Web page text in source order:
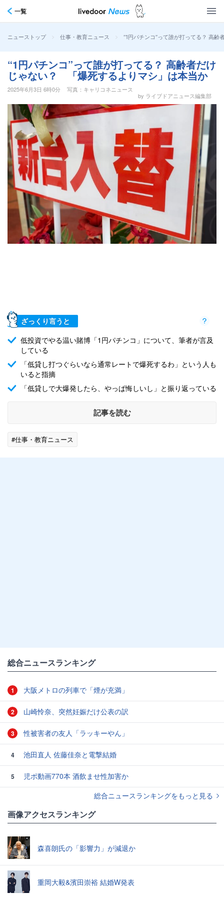
一覧
ニューストップ > 仕事・教育ニュース > “1円パチンコ”って誰が打ってる？ 高
“1円パチンコ”って誰が打ってる？ 高齢者だけ
じゃない？ 「爆死するよりマシ」は本当か
2025年6月3日 6時0分
写真：キャリコネニュース
by ライブドアニュース編集部
ざっくり言うと
低投資でやる温い賭博「1円パチンコ」について、筆者が言及
している
「低貸し打つぐらいなら通常レートで爆死するわ」という人も
いると指摘
「低貸しで大爆発したら、やっぱ悔しいし」と振り返っている
記事を読む
#仕事・教育ニュース
総合ニュースランキング
1 大阪メトロの列車で「煙が充満」
2 山崎怜奈、突然妊娠だけ公表の訳
3 性被害者の友人「ラッキーやん」
4 池田直人 佐藤佳奈と電撃結婚
5
児ポ動画770本 酒飲ませ性加害か
総合ニュースランキングをもっと見る
画像アクセスランキング
森喜朗氏の「影響力」が減退か
重岡大毅&濱田崇裕 結婚W発表